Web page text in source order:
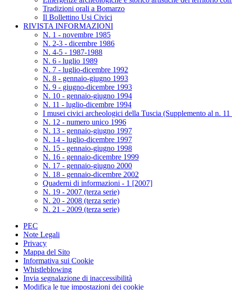
Tradizioni orali a Bomarzo
Il Bollettino Usi Civici
RIVISTA INFORMAZIONI
N. 1 - novembre 1985
N. 2-3 - dicembre 1986
N. 4-5 - 1987-1988
N. 6 - luglio 1989
N. 7 - luglio-dicembre 1992
N. 8 - gennaio-giugno 1993
N. 9 - giugno-dicembre 1993
N. 10 - gennaio-giugno 1994
N. 11 - luglio-dicembre 1994
I musei civici archeologici della Tuscia (Supplemento al n.
N. 12 - numero unico 1996
N. 13 - gennaio-giugno 1997
N. 14 - luglio-dicembre 1997
N. 15 - gennaio-giugno 1998
N. 16 - gennaio-dicembre 1999
N. 17 - gennaio-giugno 2000
N. 18 - gennaio-dicembre 2002
Quaderni di informazioni - 1 [2007]
N. 19 - 2007 (terza serie)
N. 20 - 2008 (terza serie)
N. 21 - 2009 (terza serie)
PEC
Note Legali
Privacy
Mappa del Sito
Informativa sui Cookie
Whistleblowing
Invia segnalazione di inaccessibilità
Modifica le tue impostazioni dei cookie